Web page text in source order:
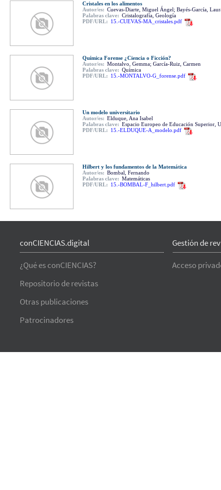
Cristales en los alimentos
Autor/es: Cuevas-Diarte, Miguel Ángel; Bayés-García,
Palabras clave: Cristalografía, Geología
PDF/URL: 15.-CUEVAS-MA_cristales.pdf
Química Forense ¿Ciencia o Ficción?
Autor/es: Montalvo, Gemma; García-Ruiz, Carmen
Palabras clave: Química
PDF/URL: 15.-MONTALVO-G_forense.pdf
Un modelo universitario
Autor/es: Elduque, Ana Isabel
Palabras clave: Espacio Europeo de Educación Superior,
PDF/URL: 15.-ELDUQUE-A_modelo.pdf
Hilbert y los fundamentos de la Matemática
Autor/es: Bombal, Fernando
Palabras clave: Matemáticas
PDF/URL: 15.-BOMBAL-F_hilbert.pdf
conCIENCIAS.digital
¿Qué es conCIENCIAS?
Repositorio de revistas
Otras publicaciones
Patrocinadores
Gestión de
Acceso